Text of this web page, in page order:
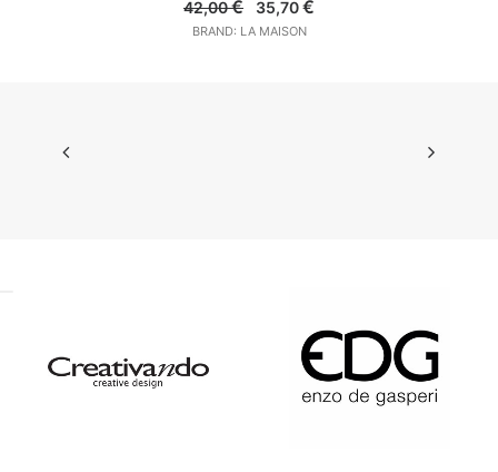
42,00€
prezzo
originale
35,70€
BRAND: LA MAISON